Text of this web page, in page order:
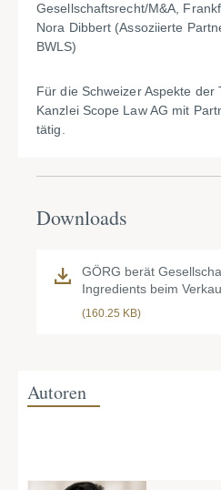
Gesellschaftsrecht/M&A,
Nora Dibbert (Assoziierte
BWLS)
Für die Schweizer Aspekte der
Kanzlei Scope Law AG mit
tätig.
Downloads
GÖRG berät
Ingredients beim
(160.25 KB)
Autoren